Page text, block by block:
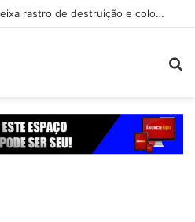
Ciclone mata 1 no Sul, deixa rastro de destruição e coloca 11 estados em alerta